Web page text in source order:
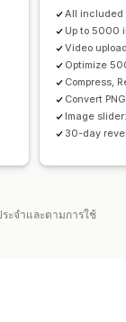
All included
Up to 5000
Video
Optimize
Compress,
Convert
Image
30-day
ะจำและตามการใช้